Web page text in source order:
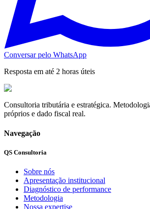
Conversar pelo WhatsApp
Resposta em até 2 horas úteis
Consultoria tributária e estratégica.
próprios e dado fiscal real.
Navegação
QS Consultoria
Sobre nós
Apresentação institucional
Diagnóstico de performance
Metodologia
Nossa expertise